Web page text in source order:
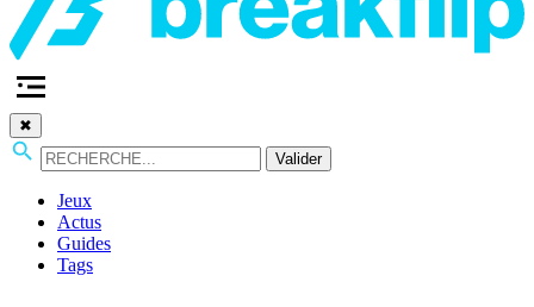
✖
Valider
Jeux
Actus
Guides
Tags